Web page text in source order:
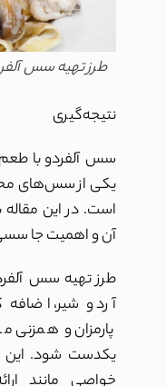
طرز تهیه سس
نتیجه‌گیری
سس آلفردو با
یکی از سس‌های
است. در این
آن و اهمیت جا
طرز تهیه سس
آرد و شیر،
پارمزان و
یکدست شود. این